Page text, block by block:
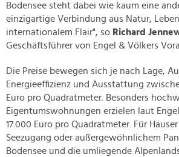
Bodensee steht dabei wie kaum eine
einzigartige Verbindung aus Natur,
internationalem Flair", so Richard
Geschäftsführer von Engel & Völkers
Die Preise bewegen sich je nach Lage,
Energieeffizienz und Ausstattung
Euro pro Quadratmeter. Besonders
Eigentumswohnungen erzielen laut
17.000 Euro pro Quadratmeter. Für
Seezugang oder außergewöhnlichem
Bodensee und die umliegende